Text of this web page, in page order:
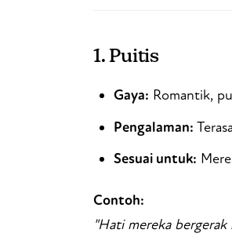
1.Puitis
Gaya: Romantik,
Pengalaman:
Sesuai untuk:
Contoh:
"Hati mereka